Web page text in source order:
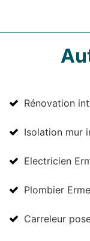
Rénovation
Isolation mur
Electricien
Plombier
Carreleur